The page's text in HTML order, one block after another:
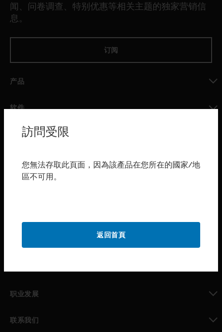
闻、问卷调查、特别优惠等相关主题的独家营销信
息。
订阅
产品
软件
toggle view
服务
行业
toggle view
职业发展
联系我们
訪問受限
您無法存取此頁面，因為該產品在您所在的國家/地
區不可用。
返回首頁